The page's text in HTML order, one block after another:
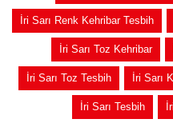
İri Sarı Renk Kehribar Tesbih
İri Sarı Toz Kehribar
İri Sarı Toz Tesbih İri Sarı
İri Sarı Tesbih